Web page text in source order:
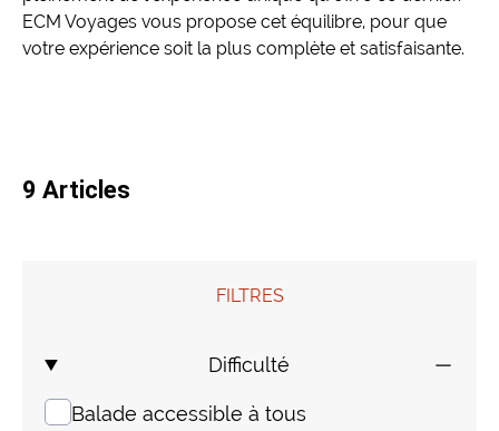
ECM Voyages vous propose cet équilibre, pour que
votre expérience soit la plus complète et satisfaisante.
9 Articles
FILTRES
Difficulté
Balade accessible à tous
Mongolie
Cambodge
Finlande
Colombie
Voyages de Noces